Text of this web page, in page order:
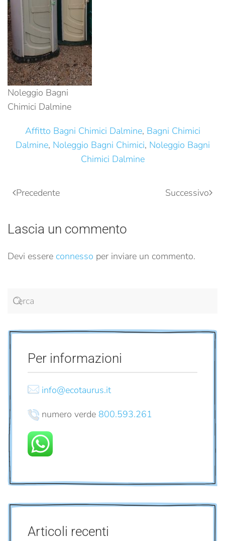
Noleggio Bagni
Chimici Dalmine
Affitto Bagni Chimici Dalmine, Bagni Chimici
Dalmine, Noleggio Bagni Chimici, Noleggio Bagni
Chimici Dalmine
Precedente Successivo
Lascia un commento
Devi essere connesso per inviare un commento.
Per informazioni
info@ecotaurus.it
numero verde 800.593.261
Articoli recenti